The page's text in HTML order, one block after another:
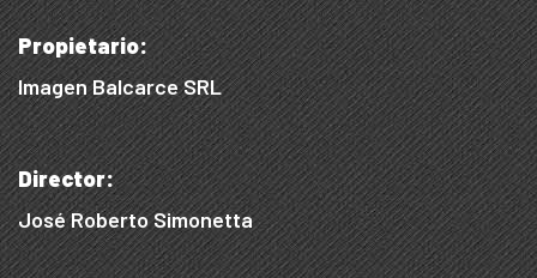
Propietario:
Imagen Balcarce SRL
Director:
José Roberto Simonetta